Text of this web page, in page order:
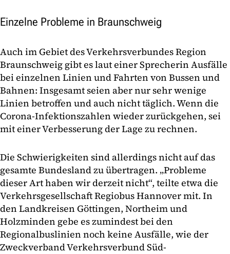
Einzelne Probleme in Braunschweig
Auch im Gebiet des Verkehrsverbundes Region
Braunschweig gibt es laut einer Sprecherin Ausfälle
bei einzelnen Linien und Fahrten von Bussen und
Bahnen: Insgesamt seien aber nur sehr wenige
Linien betroffen und auch nicht täglich. Wenn die
Corona-Infektionszahlen wieder zurückgehen, sei
mit einer Verbesserung der Lage zu rechnen.
Die Schwierigkeiten sind allerdings nicht auf das
gesamte Bundesland zu übertragen. „Probleme
dieser Art haben wir derzeit nicht“, teilte etwa die
Verkehrsgesellschaft Regiobus Hannover mit. In
den Landkreisen Göttingen, Northeim und
Holzminden gebe es zumindest bei den
Regionalbuslinien noch keine Ausfälle, wie der
Zweckverband Verkehrsverbund Süd-